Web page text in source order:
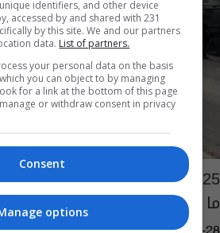
25 نعشا رمزيا "حشديًا"
ما قصة "مجزرة القائم"؟
identifiers, and other device
accessed by and shared with 231
by this site. We and our partners
data. List of partners.
your personal data on the basis
you can object to by managing
for a link at the bottom of this page
or withdraw consent in privacy
Consent
options